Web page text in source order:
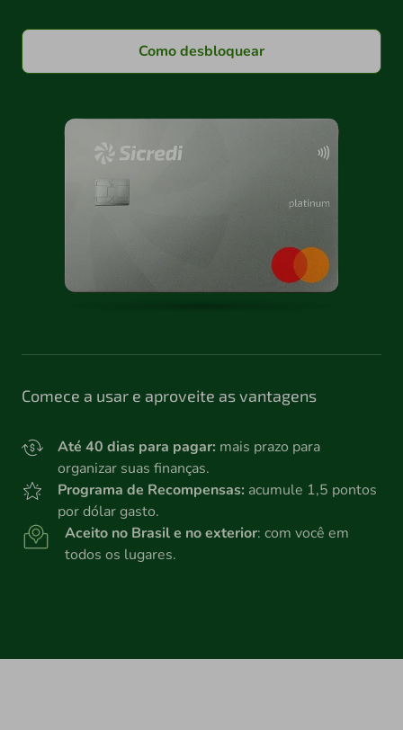
Como desbloquear
Comece a usar e aproveite as vantagens
Até 40 dias para pagar: mais prazo para
organizar suas finanças.
Programa de Recompensas: acumule 1,5 pontos
por dólar gasto.
Aceito no Brasil e no exterior: com você em
todos os lugares.